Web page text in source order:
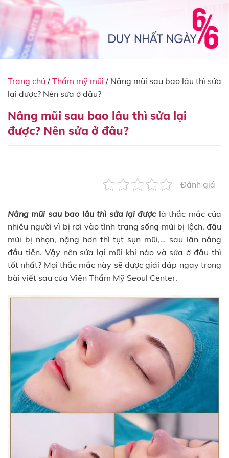
Trang chủ / Thẩm mỹ mũi / Nâng mũi sau bao lâu thì sửa
lại được? Nên sửa ở đâu?
Nâng mũi sau bao lâu thì sửa lại
được? Nên sửa ở đâu?
Đánh giá
Nâng mũi sau bao lâu thì sửa lại đượclà thắc mắc của
nhiều người vì bị rơi vào tình trạng sống mũi bị lệch, đầu
mũi bị nhọn, nặng hơn thì tụt sụn mũi,… sau lần nâng
đầu tiên. Vậy nên sửa lại mũi khi nào và sửa ở đâu thì
tốt nhất? Mọi thắc mắc này sẽ được giải đáp ngay trong
bài viết sau của Viện Thẩm Mỹ Seoul Center.